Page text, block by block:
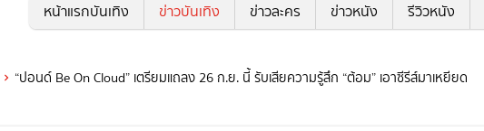
หน้าแรกบันเทิง ข่าวบันเทิง ข่าวละคร ข่าวหนัง รีวิวหนัง
“ปอนด์ Be On Cloud” เตรียมแถลง 26 ก.ย. นี้ รับเสียความรู้สึก “ต้อม” เอาซีรีส์มาเหยียด